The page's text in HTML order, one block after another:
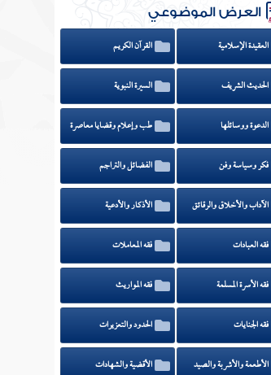
العرض الموضوعي
العقيدة الإسلامية القرآن الكريم
الحديث الشريف السيرة النبوية
الدعوة ووسائلها طب وإعلام وقضايا معاصرة
فكر وسياسة وفن الفضائل والتراجم
الآداب والأخلاق والرقائق الأذكار والأدعية
فقه العبادات فقه المعاملات
فقه الأسرة المسلمة فقه المواريث
فقه الجنايات الحدود والتعزيرات
الأطعمة والأشربة والصيد الأقضية والشهادات